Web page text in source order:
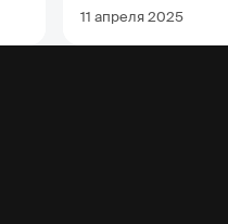
11 апреля 2025